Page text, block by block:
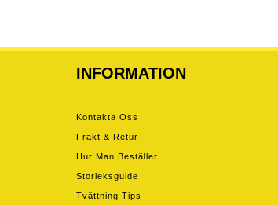
INFORMATION
Kontakta Oss
Frakt & Retur
Hur Man Beställer
Storleksguide
Tvättning Tips